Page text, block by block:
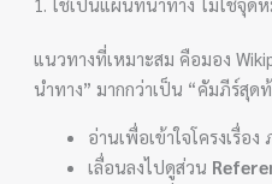
1. ใช้เป็นแผนที่นำทาง ไม่ใช่จุด
แนวทางที่เหมาะสม คือมอง
นำทาง” มากกว่าเป็น “คัมภีร์สุดท้
อ่านเพื่อเข้าใจโครงเรื่อ
เลื่อนลงไปดูส่วน